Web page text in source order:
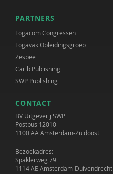
PARTNERS
Logacom Congressen
Logavak Opleidingsgroep
Zesbee
Carib Publishing
SWP Publishing
CONTACT
BV Uitgeverij SWP
Postbus 12010
1100 AA Amsterdam-Zuidoost
Bezoekadres:
Spaklerweg 79
1114 AE Amsterdam-Duivendrecht